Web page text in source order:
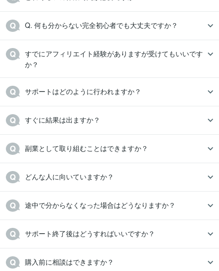
Q. 何も分からない完全初心者でも大丈夫ですか？
すでにアフィリエイト経験がありますが受けてもいいです
か？
サポートはどのように行われますか？
すぐに結果は出ますか？
副業として取り組むことはできますか？
どんな人に向いていますか？
途中で分からなくなった場合はどうなりますか？
サポート終了後はどうすればいいですか？
購入前に相談はできますか？